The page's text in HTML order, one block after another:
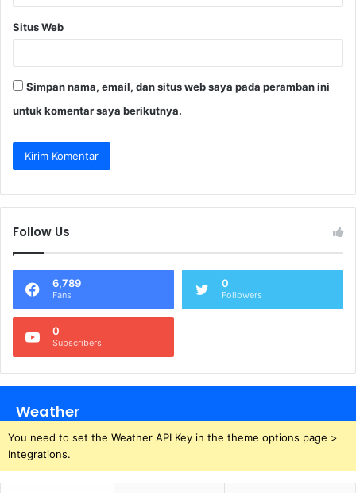
Situs Web
Simpan nama, email, dan situs web saya pada peramban ini
untuk komentar saya berikutnya.
Follow Us
6,789
Fans
0
Followers
0
Subscribers
Weather
You need to set the Weather API Key in the theme options page >
Integrations.